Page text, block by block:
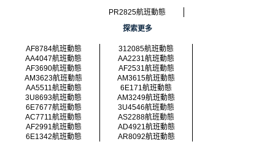
PR2825航班動態
探索更多
AF8784航班動態
312085航班動態
AA4047航班動態
AA2231航班動態
AF3690航班動態
AF2531航班動態
AM3623航班動態
AM3615航班動態
AA5511航班動態
6E171航班動態
3U8693航班動態
AM3249航班動態
6E7677航班動態
3U4546航班動態
AC7711航班動態
AS2288航班動態
AF2991航班動態
AD4921航班動態
6E1342航班動態
AR8092航班動態